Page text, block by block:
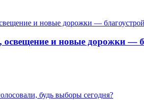
освещение и новые дорожки —
будь выборы сегодня?